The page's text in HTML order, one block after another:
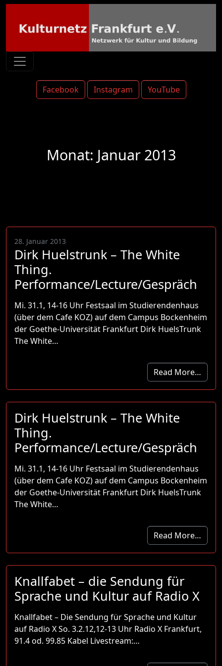
Facebook Instagram YouTube
Monat: Januar 2013
28. Januar 2013
Dirk Huelstrunk – The White
Thing.
Performance/Lecture/Gespräch
Mi. 31.1, 14-16 Uhr Festsaal im Studierendenhaus
(über dem Cafe KOZ) auf dem Campus Bockenheim
der Goethe-Universität Frankfurt Dirk HuelsTrunk
The White…
Read More…
Dirk Huelstrunk – The White
Thing.
Performance/Lecture/Gespräch
Mi. 31.1, 14-16 Uhr Festsaal im Studierendenhaus
(über dem Cafe KOZ) auf dem Campus Bockenheim
der Goethe-Universität Frankfurt Dirk HuelsTrunk
The White…
Read More…
Knallfabet – die Sendung für
Sprache und Kultur auf Radio X
Knallfabet – Die Sendung für Sprache und Kultur
auf Radio X So. 3.2.12,12-13 Uhr Radio X Frankfurt,
91.4 od. 99.85 Kabel Livestream:…